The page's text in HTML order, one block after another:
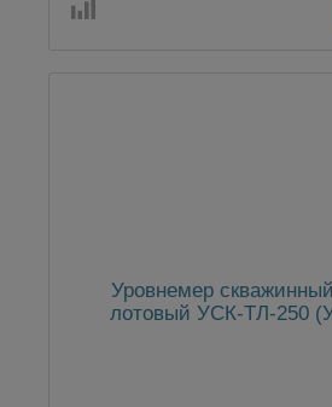
Уровнемер
лотовый УСК-ТЛ-250